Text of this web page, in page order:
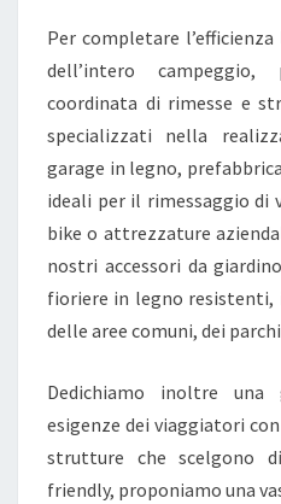
Per completare
dell’intero
coordinata di rimesse e
specializzati nella
garage in legno,
ideali per il rimessaggio
bike o attrezzature
nostri accessori da
fioriere in legno resistenti,
delle aree comuni, dei
Dedichiamo inoltre una
esigenze dei viaggiatori
strutture che scelgono
friendly, proponiamo una